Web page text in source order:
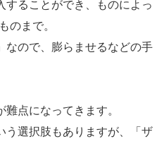
することができ、ものによっ
のまで。
なので、膨らませるなどの手
点になってきます。
う選択肢もありますが、「ザ